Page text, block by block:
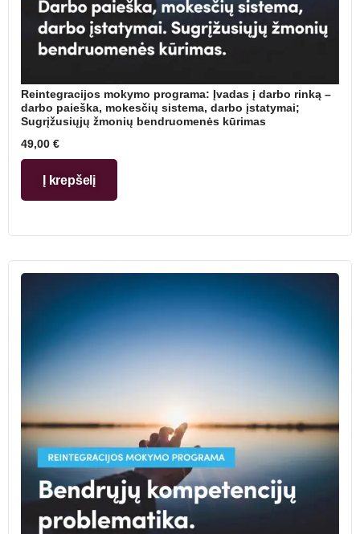
Reintegracijos mokymo programa: Įvadas į darbo rinką –
darbo paieška, mokesčių sistema, darbo įstatymai;
Sugrįžusiųjų žmonių bendruomenės kūrimas
49,00 €
Į krepšelį